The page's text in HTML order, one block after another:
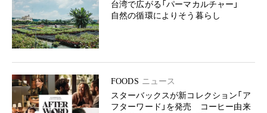
台湾で広がる「パーマカルチャー」
自然の循環によりそう暮らし
FOODS ニュース
スターバックスが新コレクション「ア
フターワード」を発売 コーヒー由来